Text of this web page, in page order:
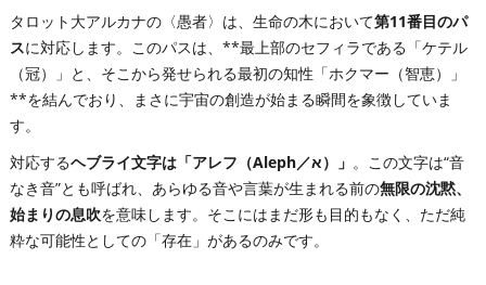
タロット大アルカナの〈愚者〉は、生命の木において第11番目のパ
スに対応します。このパスは、**最上部のセフィラである「ケテル
（冠）」と、そこから発せられる最初の知性「ホクマー（智恵）」
**を結んでおり、まさに宇宙の創造が始まる瞬間を象徴していま
す。
対応する
ヘブライ文字は「アレフ（Aleph／א）」 。この文字は“音
なき音”とも呼ばれ、あらゆる音や言葉が生まれる前の無限の沈黙、
始まりの息吹を意味します。そこにはまだ形も目的もなく、ただ純
粋な可能性としての「存在」があるのみです。